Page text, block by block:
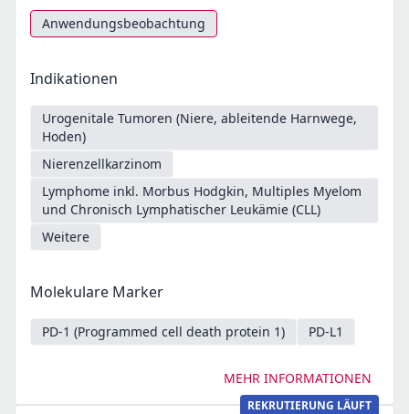
Anwendungsbeobachtung
Indikationen
Urogenitale Tumoren (Niere, ableitende Harnwege,
Hoden)
Nierenzellkarzinom
Lymphome inkl. Morbus Hodgkin, Multiples Myelom
und Chronisch Lymphatischer Leukämie (CLL)
Weitere
Molekulare Marker
PD-1 (Programmed cell death protein 1) PD-L1
MEHR INFORMATIONEN
REKRUTIERUNG LÄUFT